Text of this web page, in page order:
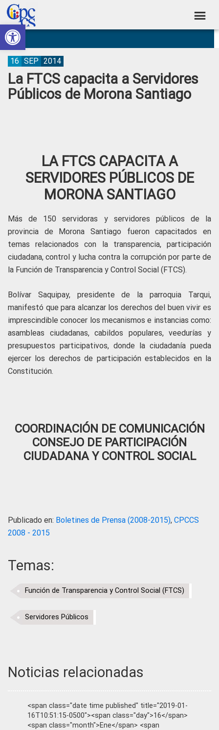
Abrir barra de herramientas
Skip
to
primary
navigation
Skip
to
main
content
Skip
to
primary
sidebar
Skip
to
footer
Consejo
de
Participación
Ciudadana
Construyendo
Poder
Ciudadano
La FTCS capacita a Servidores
Públicos de Morona Santiago
16 SEP 2014
LA FTCS CAPACITA A
SERVIDORES PÚBLICOS DE
MORONA SANTIAGO
Más de 150 servidoras y servidores públicos de la
provincia de Morona Santiago fueron capacitados en
temas relacionados con la transparencia, participación
ciudadana, control y lucha contra la corrupción por parte de
la Función de Transparencia y Control Social (FTCS).
Bolívar Saquipay, presidente de la parroquia Tarqui,
manifestó que para alcanzar los derechos del buen vivir es
imprescindible conocer los mecanismos e instancias como:
asambleas ciudadanas, cabildos populares, veedurías y
presupuestos participativos, donde la ciudadanía pueda
ejercer los derechos de participación establecidos en la
Constitución.
COORDINACIÓN DE COMUNICACIÓN
CONSEJO DE PARTICIPACIÓN
CIUDADANA Y CONTROL SOCIAL
Publicado en: Boletines de Prensa (2008-2015), CPCCS
2008 - 2015
Temas:
Función de Transparencia y Control Social (FTCS)
Servidores Públicos
Noticias relacionadas
<span class="date time published" title="2019-01-
16T10:51:15-0500"><span class="day">16</span>
<span class="month">Ene</span> <span